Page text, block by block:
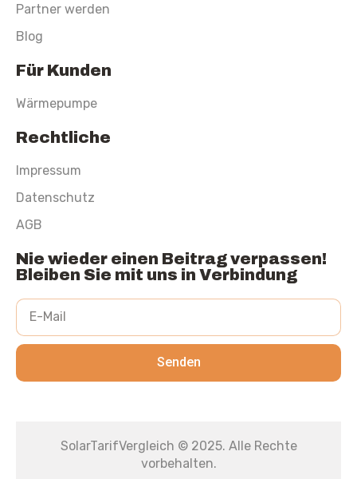
Partner werden
Blog
Für Kunden
Wärmepumpe
Rechtliche
Impressum
Datenschutz
AGB
Nie wieder einen Beitrag verpassen!
Bleiben Sie mit uns in Verbindung
Senden
SolarTarifVergleich © 2025. Alle Rechte
vorbehalten.